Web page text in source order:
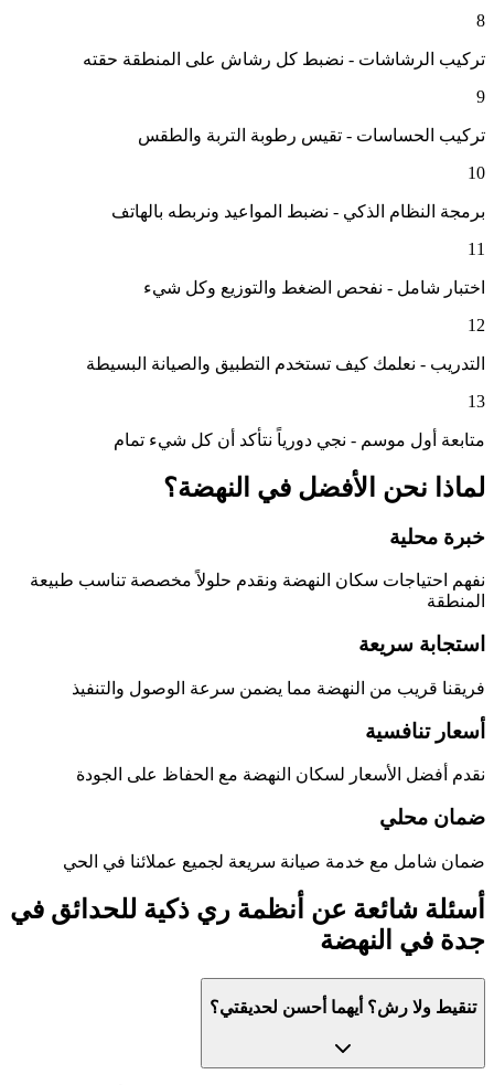
8
تركيب الرشاشات - نضبط كل رشاش على المنطقة حقته
9
تركيب الحساسات - تقيس رطوبة التربة والطقس
10
برمجة النظام الذكي - نضبط المواعيد ونربطه بالهاتف
11
اختبار شامل - نفحص الضغط والتوزيع وكل شيء
12
التدريب - نعلمك كيف تستخدم التطبيق والصيانة البسيطة
13
متابعة أول موسم - نجي دورياً نتأكد أن كل شيء تمام
لماذا نحن الأفضل في النهضة؟
خبرة محلية
نفهم احتياجات سكان النهضة ونقدم حلولاً مخصصة تناسب طبيعة
المنطقة
استجابة سريعة
فريقنا قريب من النهضة مما يضمن سرعة الوصول والتنفيذ
أسعار تنافسية
نقدم أفضل الأسعار لسكان النهضة مع الحفاظ على الجودة
ضمان محلي
ضمان شامل مع خدمة صيانة سريعة لجميع عملائنا في الحي
أسئلة شائعة عن أنظمة ري ذكية للحدائق في
جدة في النهضة
تنقيط ولا رش؟ أيهما أحسن لحديقتي؟